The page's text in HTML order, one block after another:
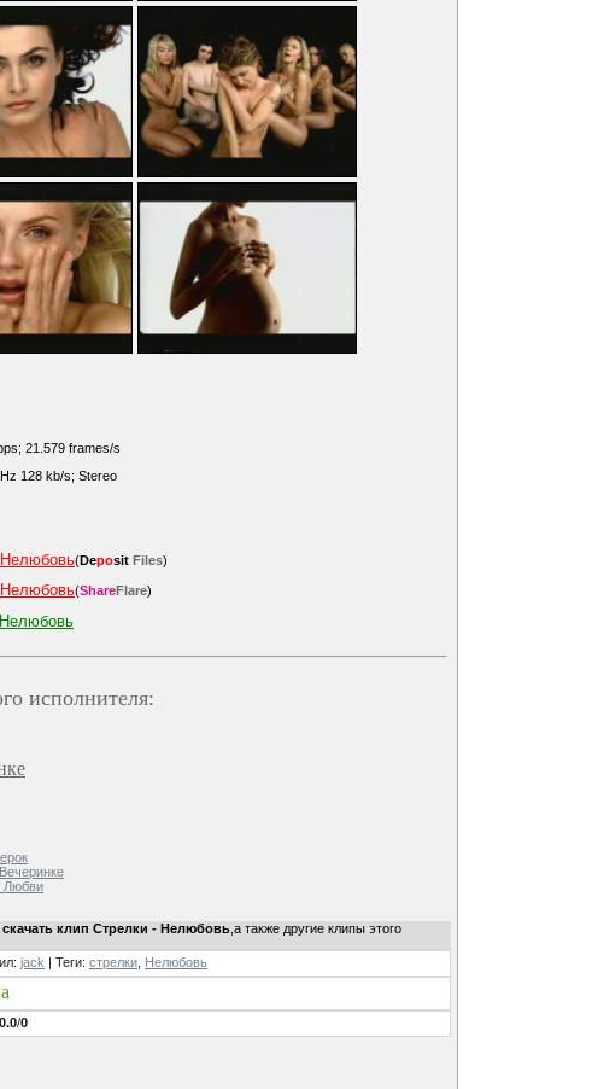
21.579 frames/s
128 kb/s; Stereo
Нелюбовь(Deposit Files)
Нелюбовь(ShareFlare)
исполнителя:
Любви
скачать клип Стрелки - Нелюбовь ,а также другие клипы этого
: jack | Теги: стрелки Нелюбовь
0.0/0